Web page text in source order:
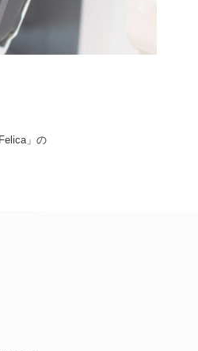
」の